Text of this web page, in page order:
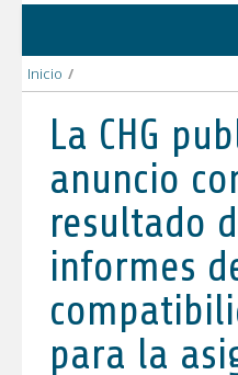
Inicio /
La CHG
anuncio
resultado
informes
para la